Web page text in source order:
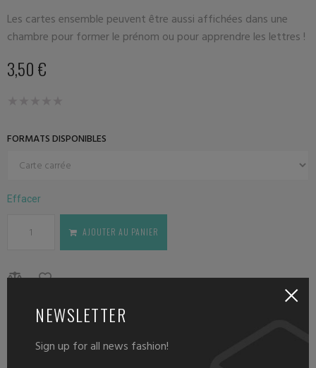
Les cartes ensemble peuvent être aussi affichées dans une
chambre pour former le prénom ou pour apprendre les lettres !
3,50€
FORMATS DISPONIBLES
Effacer
AJOUTER AU PANIER
NEWSLETTER
Sign up for all news fashion!